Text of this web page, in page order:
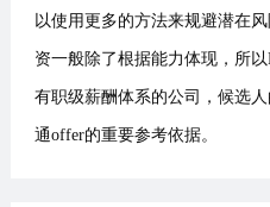
以使用更多的方法来规避潜在
资一般除了根据能力体现，所
有职级薪酬体系的公司，候选
通offer的重要参考依据。